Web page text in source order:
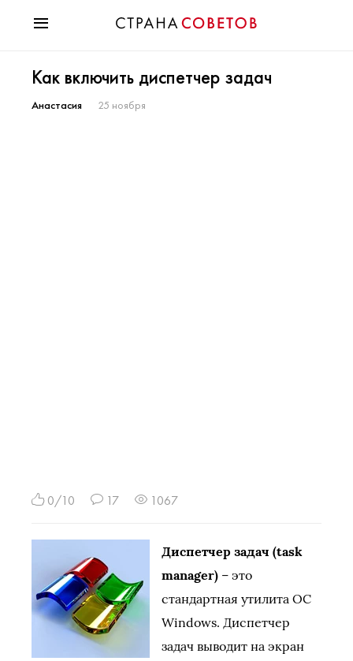
Мода
Звезды
Как включить диспетчер задач
Анастасия 25 ноября
0/10 17 1067
Диспетчер задач (task
manager) – это
стандартная утилита ОС
Windows. Диспетчер
задач выводит на экран